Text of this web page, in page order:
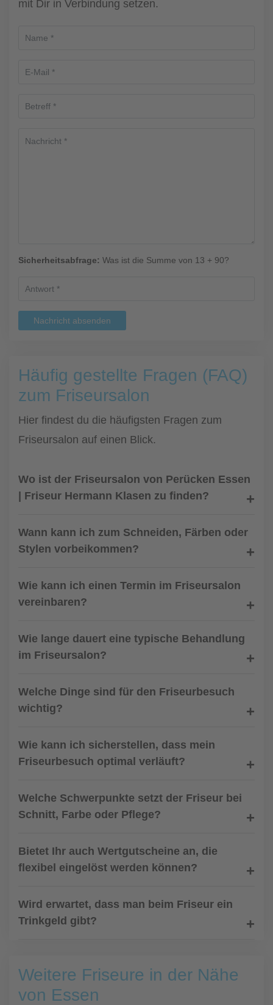
mit Dir in Verbindung setzen.
Sicherheitsabfrage: Was ist die Summe von 13 + 90?
Nachricht absenden
Häufig gestellte Fragen (FAQ)
zum Friseursalon
Hier findest du die häufigsten Fragen zum
Friseursalon auf einen Blick.
Wo ist der Friseursalon von Perücken Essen
| Friseur Hermann Klasen zu finden?
Wann kann ich zum Schneiden, Färben oder
Stylen vorbeikommen?
Wie kann ich einen Termin im Friseursalon
vereinbaren?
Wie lange dauert eine typische Behandlung
im Friseursalon?
Welche Dinge sind für den Friseurbesuch
wichtig?
Wie kann ich sicherstellen, dass mein
Friseurbesuch optimal verläuft?
Welche Schwerpunkte setzt der Friseur bei
Schnitt, Farbe oder Pflege?
Bietet Ihr auch Wertgutscheine an, die
flexibel eingelöst werden können?
Wird erwartet, dass man beim Friseur ein
Trinkgeld gibt?
Weitere Friseure in der Nähe
von Essen